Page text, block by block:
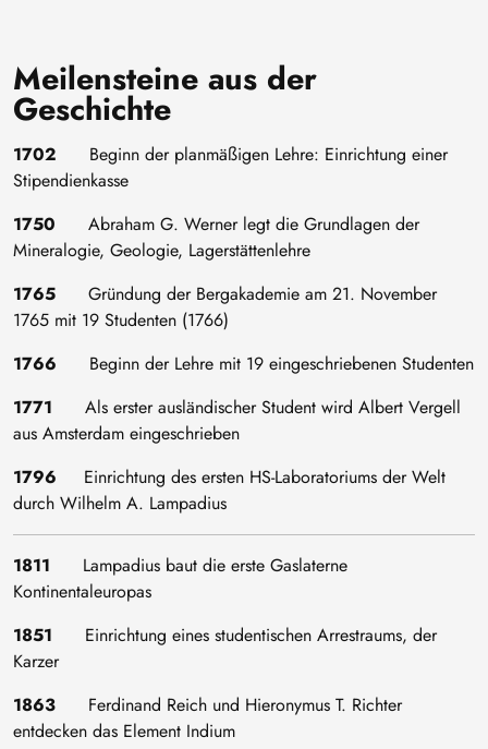
Meilensteine aus der
Geschichte
1702
Beginn der planmäßigen Lehre: Einrichtung einer
Stipendienkasse
1750
Abraham G. Werner legt die Grundlagen der
Mineralogie, Geologie, Lagerstättenlehre
1765
Gründung der Bergakademie am 21. November
1765 mit 19 Studenten (1766)
1766
Beginn der Lehre mit 19 eingeschriebenen Studenten
1771
Als erster ausländischer Student wird Albert Vergell
aus Amsterdam eingeschrieben
1796 Einrichtung des ersten HS-Laboratoriums der Welt
durch Wilhelm A. Lampadius
1811
Lampadius baut die erste Gaslaterne
Kontinentaleuropas
1851 Einrichtung eines studentischen Arrestraums, der
Karzer
1863
Ferdinand Reich und Hieronymus T. Richter
entdecken das Element Indium